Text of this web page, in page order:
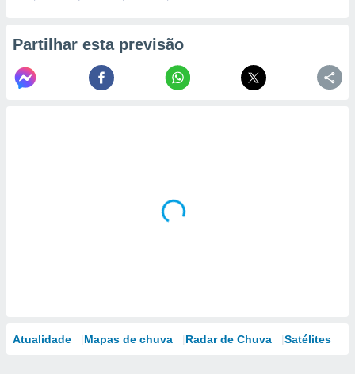
Partilhar esta previsão
Atualidade Mapas de chuva Radar de Chuva Satélites